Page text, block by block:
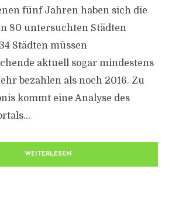
fünf Jahren haben sich die
80 untersuchten Städten
Städten müssen
aktuell sogar mindestens
bezahlen als noch 2016. Zu
kommt eine Analyse des
WEITERLESEN